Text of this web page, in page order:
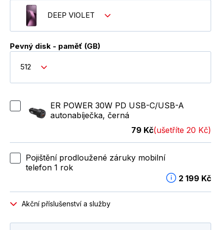
DEEP VIOLET
Pevný disk - paměť (GB)
512
ER POWER 30W PD USB-C/USB-A
autonabíječka, černá
79 Kč(ušetříte 20 Kč)
Pojištění prodloužené záruky mobilní
telefon 1 rok
2 199 Kč
Akční příslušenství a služby